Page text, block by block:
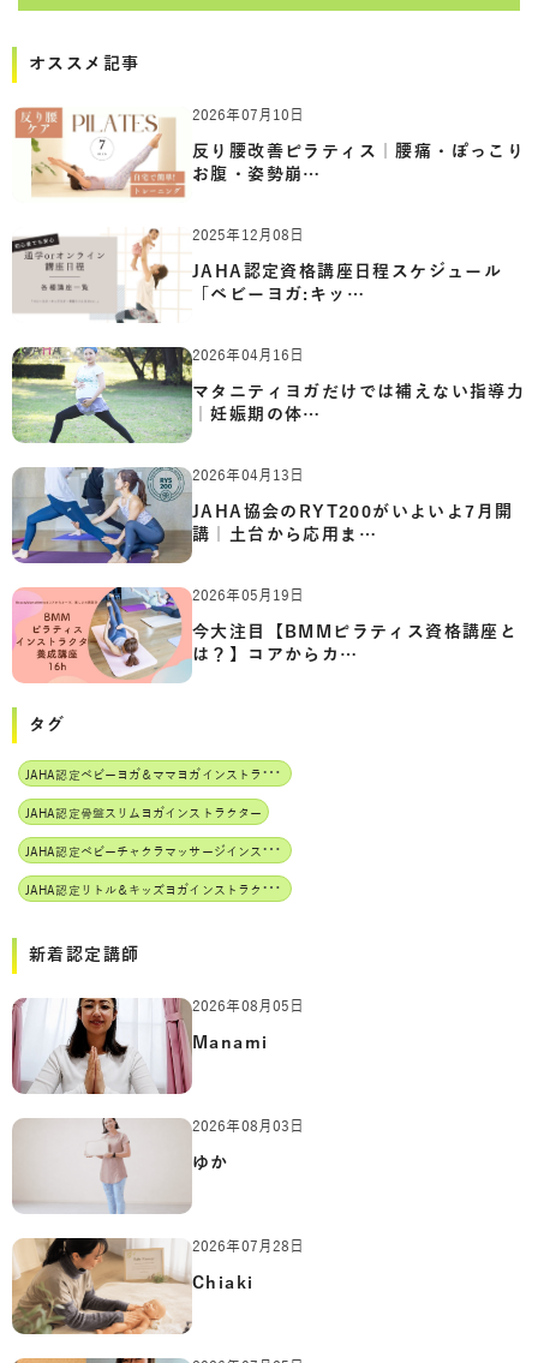
オススメ記事
2026年07月10日
反り腰改善ピラティス｜腰痛・ぽっこり
お腹・姿勢崩…
2025年12月08日
JAHA認定資格講座日程スケジュール
「ベビーヨガ:キッ…
2026年04月16日
マタニティヨガだけでは補えない指導力
｜妊娠期の体…
2026年04月13日
JAHA協会のRYT200がいよいよ7月開
講｜土台から応用ま…
2026年05月19日
今大注目【BMMピラティス資格講座と
は？】コアからカ…
タグ
J
AHA認定ベビーヨガ＆ママヨガインストラクター
JAHA認定骨盤スリムヨガインストラクター
J
AHA認定ベビーチャクラマッサージインストラクター
J
AHA認定リトル＆キッズヨガインストラクター
新着認定講師
2026年08月05日
Manami
2026年08月03日
ゆか
2026年07月28日
Chiaki